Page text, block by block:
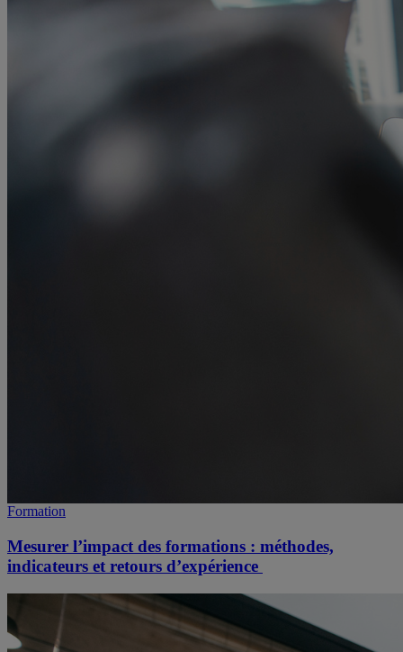
Formation
Mesurer l’impact des formations : méthodes,
indicateurs et retours d’expérience